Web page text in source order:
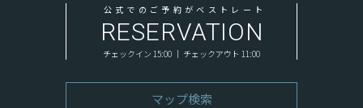
公式でのご予約がベストレート
RESERVATION
チェックイン 15:00 ｜ チェックアウト 11:00
マップ検索